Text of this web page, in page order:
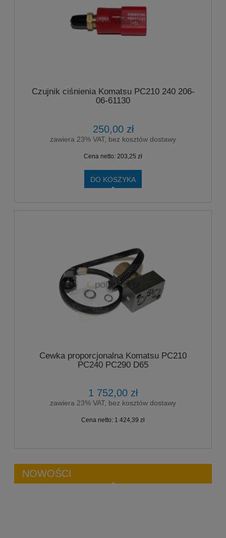
Czujnik ciśnienia Komatsu PC210 240 206-
06-61130
250,00 zł
zawiera 23% VAT, bez kosztów dostawy
Cena netto: 203,25 zł
DO KOSZYKA
Cewka proporcjonalna Komatsu PC210
PC240 PC290 D65
1 752,00 zł
zawiera 23% VAT, bez kosztów dostawy
Cena netto: 1 424,39 zł
NOWOŚCI